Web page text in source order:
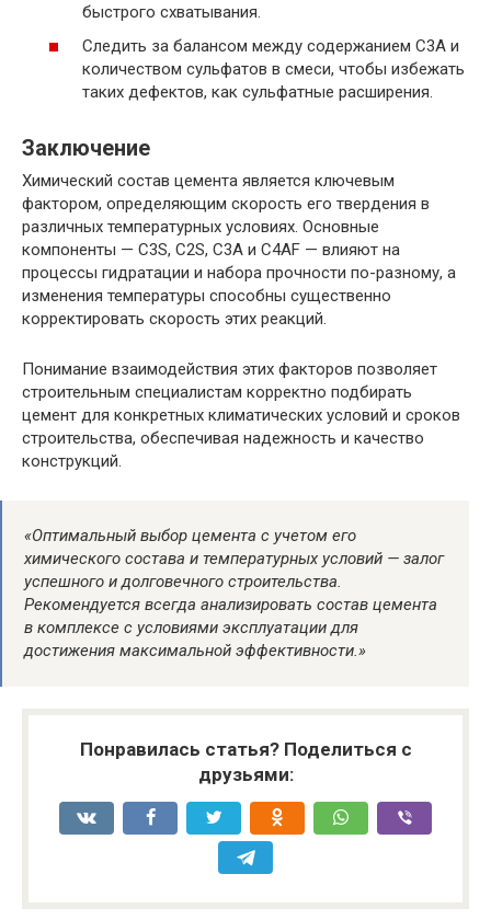
быстрого схватывания.
Следить за балансом между содержанием C3A и
количеством сульфатов в смеси, чтобы избежать
таких дефектов, как сульфатные расширения.
Заключение
Химический состав цемента является ключевым
фактором, определяющим скорость его твердения в
различных температурных условиях. Основные
компоненты — C3S, C2S, C3A и C4AF — влияют на
процессы гидратации и набора прочности по-разному, а
изменения температуры способны существенно
корректировать скорость этих реакций.
Понимание взаимодействия этих факторов позволяет
строительным специалистам корректно подбирать
цемент для конкретных климатических условий и сроков
строительства, обеспечивая надежность и качество
конструкций.
«Оптимальный выбор цемента с учетом его
химического состава и температурных условий — залог
успешного и долговечного строительства.
Рекомендуется всегда анализировать состав цемента
в комплексе с условиями эксплуатации для
достижения максимальной эффективности.»
Понравилась статья? Поделиться с
друзьями: